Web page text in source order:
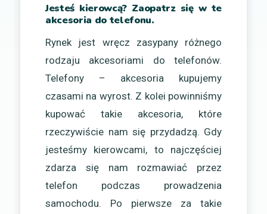
Jesteś kierowcą? Zaopatrz się w te
akcesoria do telefonu.
Rynek jest wręcz zasypany różnego
rodzaju akcesoriami do telefonów.
Telefony – akcesoria kupujemy
czasami na wyrost. Z kolei powinniśmy
kupować takie akcesoria, które
rzeczywiście nam się przydadzą. Gdy
jesteśmy kierowcami, to najczęściej
zdarza się nam rozmawiać przez
telefon podczas prowadzenia
samochodu. Po pierwsze za takie